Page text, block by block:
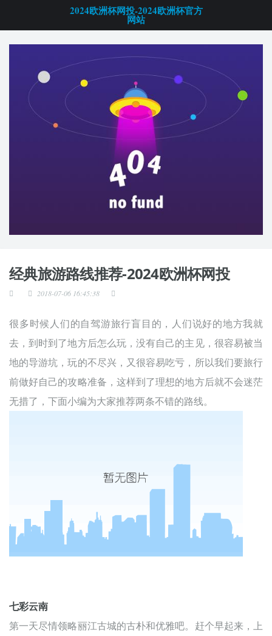
2024欧洲杯网投-2024欧洲杯官方
网站
经典旅游路线推荐-2024欧洲杯网投
2018-07-06 16:45:38
很多时候人们的自驾游旅行盲目的，人们说好的地方我就
去，到时到了地方后怎么玩，没有自己的主见，很容易被当
地的导游坑，玩的不尽兴，又很容易吃亏，所以我们要旅行
前做好自己的攻略准备，这样到了理想的地方后就不会迷茫
无措了，下面小编为大家推荐两条不错的路线。
七彩云南
第一天尽情领略丽江古城的古朴和优雅吧。赶个早起来，上